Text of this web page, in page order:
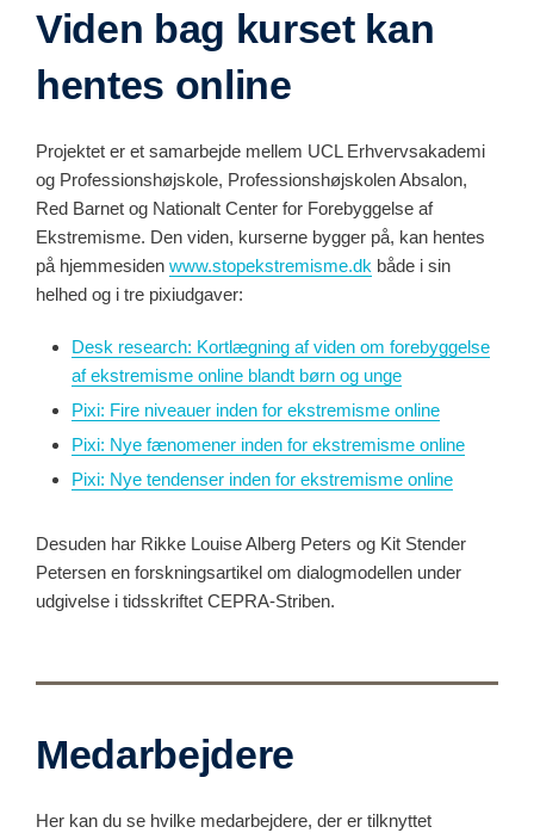
Viden bag kurset kan
hentes online
Projektet er et samarbejde mellem UCL Erhvervsakademi
og Professionshøjskole, Professionshøjskolen Absalon,
Red Barnet og Nationalt Center for Forebyggelse af
Ekstremisme. Den viden, kurserne bygger på, kan hentes
på hjemmesiden www.stopekstremisme.dk både i sin
helhed og i tre pixiudgaver:
Desk research: Kortlægning af viden om forebyggelse
af ekstremisme online blandt børn og unge
Pixi: Fire niveauer inden for ekstremisme online
Pixi: Nye fænomener inden for ekstremisme online
Pixi: Nye tendenser inden for ekstremisme online
Desuden har Rikke Louise Alberg Peters og Kit Stender
Petersen en forskningsartikel om dialogmodellen under
udgivelse i tidsskriftet CEPRA-Striben.
Medarbejdere
Her kan du se hvilke medarbejdere, der er tilknyttet